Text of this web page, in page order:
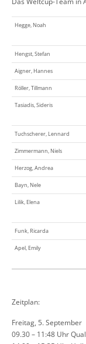
Hegge, Noah
Hengst, Stefan
Aigner, Hannes
Röller, Tillmann
Tasiadis, Sideris
Tuchscherer, Lennard
Zimmermann, Niels
Herzog, Andrea
Bayn, Nele
Lilik, Elena
Funk, Ricarda
Apel, Emily
Zeitplan:
Freitag, 5. September
09.30 – 11:48 Uhr